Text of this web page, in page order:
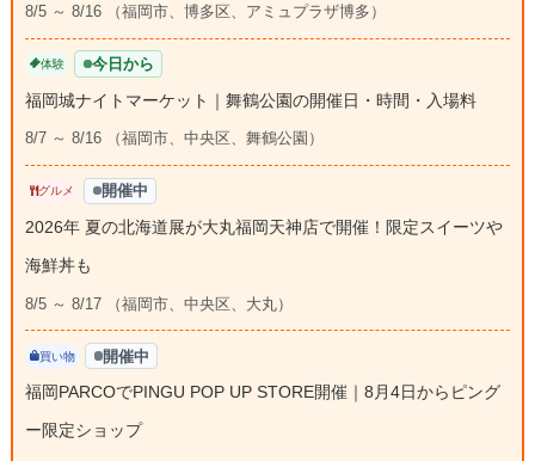
8/5 ～ 8/16 （福岡市、博多区、アミュプラザ博多）
体験 今日から
福岡城ナイトマーケット｜舞鶴公園の開催日・時間・入場料
8/7 ～ 8/16 （福岡市、中央区、舞鶴公園）
グルメ 開催中
2026年 夏の北海道展が大丸福岡天神店で開催！限定スイーツや
海鮮丼も
8/5 ～ 8/17 （福岡市、中央区、大丸）
買い物 開催中
福岡PARCOでPINGU POP UP STORE開催｜8月4日からピング
ー限定ショップ